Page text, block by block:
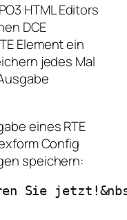
HTML Editors
DCE
Element ein
jedes Mal
eines RTE
Config
speichern:
Sie